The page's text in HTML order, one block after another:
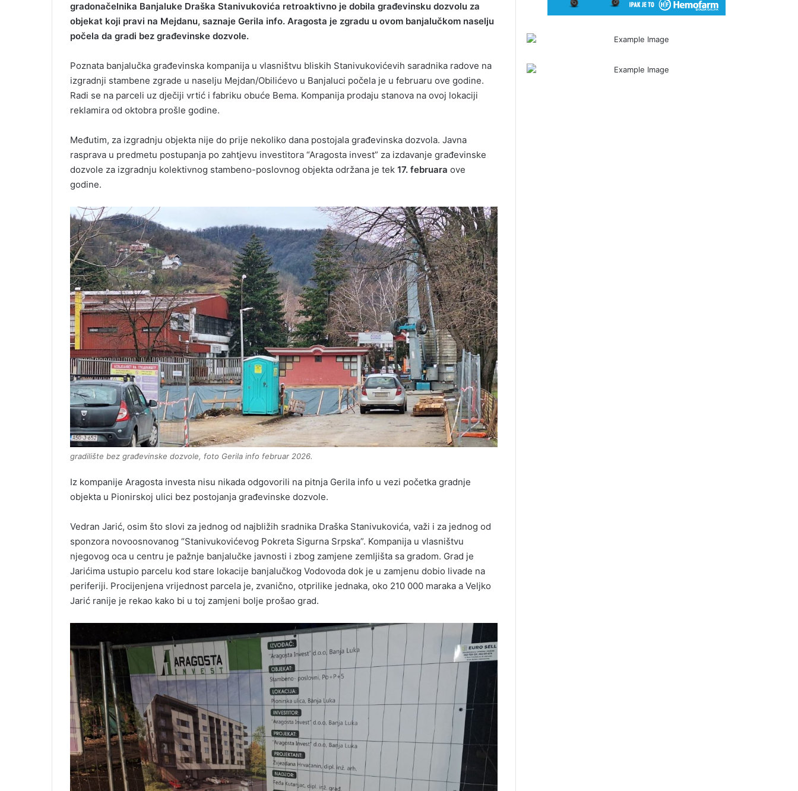
gradonačelnika Banjaluke Draška Stanivukovića retroaktivno je dobila građevinsku dozvolu za
objekat koji pravi na Mejdanu, saznaje Gerila info. Aragosta je zgradu u ovom banjalučkom naselju
počela da gradi bez građevinske dozvole.
Poznata banjalučka građevinska kompanija u vlasništvu bliskih Stanivukovićevih saradnika radove na
izgradnji stambene zgrade u naselju Mejdan/Obilićevo u Banjaluci počela je u februaru ove godine.
Radi se na parceli uz dječiji vrtić i fabriku obuće Bema. Kompanija prodaju stanova na ovoj lokaciji
reklamira od oktobra prošle godine.
Međutim, za izgradnju objekta nije do prije nekoliko dana postojala građevinska dozvola. Javna
rasprava u predmetu postupanja po zahtjevu investitora “Aragosta invest” za izdavanje građevinske
dozvole za izgradnju kolektivnog stambeno-poslovnog objekta održana je tek 17. februara ove
godine.
gradilište bez građevinske dozvole, foto Gerila info februar 2026.
Iz kompanije Aragosta investa nisu nikada odgovorili na pitnja Gerila info u vezi početka gradnje
objekta u Pionirskoj ulici bez postojanja građevinske dozvole.
Vedran Jarić, osim što slovi za jednog od najbližih sradnika Draška Stanivukovića, važi i za jednog od
sponzora novoosnovanog “Stanivukovićevog Pokreta Sigurna Srpska”. Kompanija u vlasništvu
njegovog oca u centru je pažnje banjalučke javnosti i zbog zamjene zemljišta sa gradom. Grad je
Jarićima ustupio parcelu kod stare lokacije banjalučkog Vodovoda dok je u zamjenu dobio livade na
periferiji. Procijenjena vrijednost parcela je, zvanično, otprilike jednaka, oko 210 000 maraka a Veljko
Jarić ranije je rekao kako bi u toj zamjeni bolje prošao grad.